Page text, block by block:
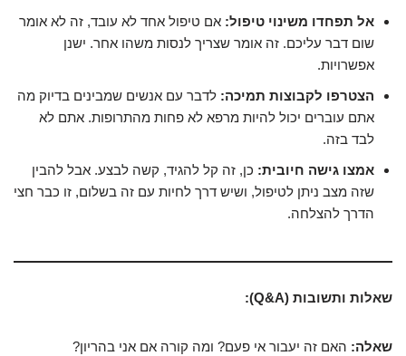
אל תפחדו משינוי טיפול: אם טיפול אחד לא עובד, זה לא אומר
שום דבר עליכם. זה אומר שצריך לנסות משהו אחר. ישנן
אפשרויות.
הצטרפו לקבוצות תמיכה: לדבר עם אנשים שמבינים בדיוק מה
אתם עוברים יכול להיות מרפא לא פחות מהתרופות. אתם לא
לבד בזה.
אמצו גישה חיובית: כן, זה קל להגיד, קשה לבצע. אבל להבין
שזה מצב ניתן לטיפול, ושיש דרך לחיות עם זה בשלום, זו כבר חצי
הדרך להצלחה.
שאלות ותשובות (Q&A):
שאלה: האם זה יעבור אי פעם? ומה קורה אם אני בהריון?